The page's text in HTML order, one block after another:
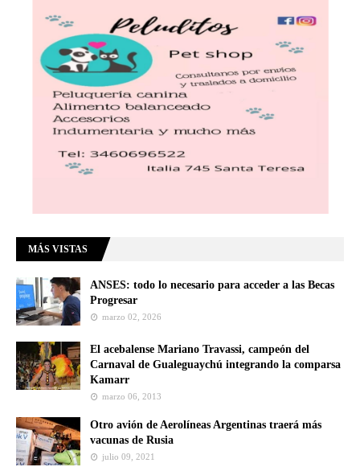
MÁS VISTAS
ANSES: todo lo necesario para acceder a las Becas
Progresar
marzo 02, 2026
El acebalense Mariano Travassi, campeón del
Carnaval de Gualeguaychú integrando la comparsa
Kamarr
marzo 06, 2013
Otro avión de Aerolíneas Argentinas traerá más
vacunas de Rusia
julio 09, 2021